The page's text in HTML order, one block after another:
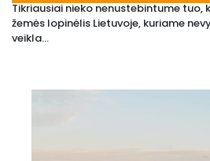
Tikriausiai nieko nenustebintume tuo,
žemės lopinėlis Lietuvoje, kuriame
veikla...